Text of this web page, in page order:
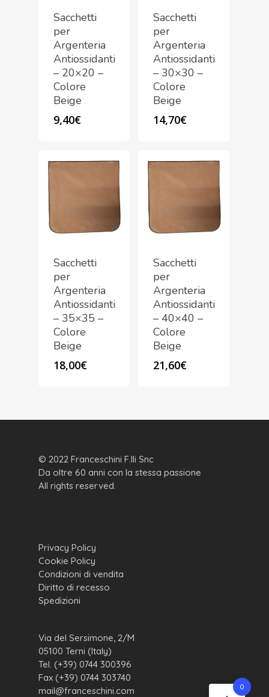
Sacchetti
per
Argenteria
Antiossidanti
– 20×20 –
Colore
Beige
9,40€
Sacchetti
per
Argenteria
Antiossidanti
– 30×30 –
Colore
Beige
14,70€
Sacchetti
per
Argenteria
Antiossidanti
– 35×35 –
Colore
Beige
18,00€
Sacchetti
per
Argenteria
Antiossidanti
– 40×40 –
Colore
Beige
21,60€
© 2022 Franceschini F.lli Snc
Da oltre 60 anni con la stessa passione
All rights reserved.
Privacy Policy
Cookie Policy
Condizioni di vendita
Diritto di recesso
Spedizioni
Via del Sersimone, 2/M
05100 Terni (Italy)
Tel. (+39) 0744 300396
Fax (+39) 0744 303740
mail@franceschini.com
0